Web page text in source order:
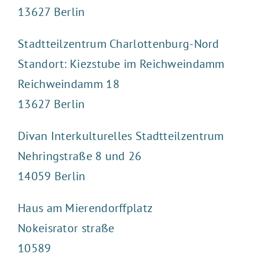
13627 Berlin
Stadtteilzentrum Charlottenburg-Nord
Standort: Kiezstube im Reichweindamm
Reichweindamm 18
13627 Berlin
Divan Interkulturelles Stadtteilzentrum
Nehringstraße 8 und 26
14059 Berlin
Haus am Mierendorffplatz
Nokeisrator straße
10589